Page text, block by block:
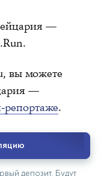
—
вы можете
—
репортаже.
депозит. Будут